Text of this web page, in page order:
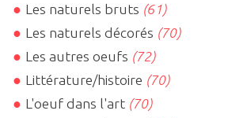
Les naturels bruts (61)
Les naturels décorés (70)
Les autres oeufs (72)
Littérature/histoire (70)
L'oeuf dans l'art (70)